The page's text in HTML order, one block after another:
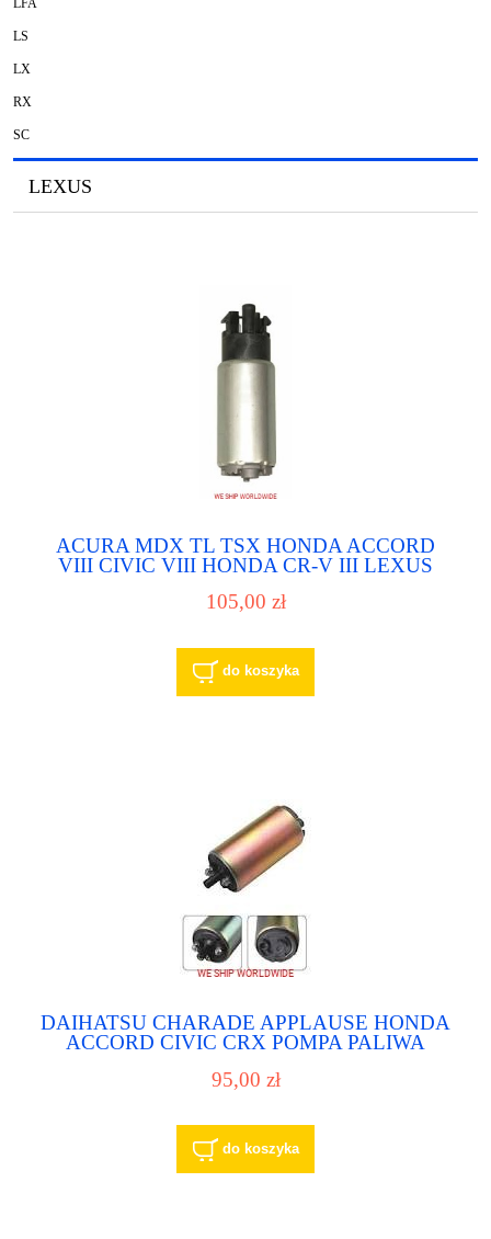
LFA
LS
LX
RX
SC
LEXUS
ACURA MDX TL TSX HONDA ACCORD
VIII CIVIC VIII HONDA CR-V III LEXUS
OUTBACK TOYOTA HIGHLANDER
paliwowa
105,00 zł
do koszyka
DAIHATSU CHARADE APPLAUSE HONDA
ACCORD CIVIC CRX POMPA PALIWA
95,00 zł
do koszyka